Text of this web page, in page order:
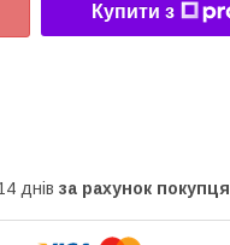
Купити з
днів за рахунок покупця